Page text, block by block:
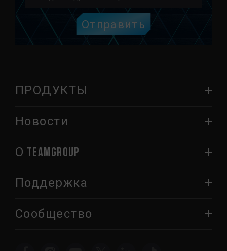
Отправить
ПРОДУКТЫ
Новости
О TEAMGROUP
Поддержка
Сообщество